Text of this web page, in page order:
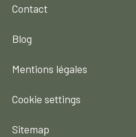
Contact
Blog
Mentions légales
Cookie settings
Sitemap